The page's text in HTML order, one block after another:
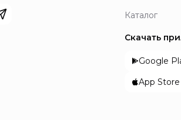
Каталог
Скачать
Google
App Store